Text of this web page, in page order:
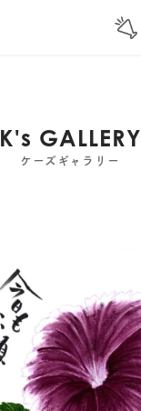
K's GALLERY
ケーズギャラリー